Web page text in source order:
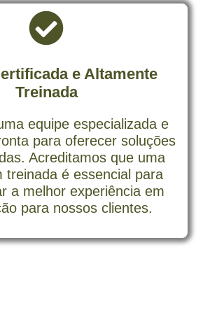
e Altamente
Treinada
equipe especializada e
para oferecer soluções
Acreditamos que uma
treinada é essencial para
a melhor experiência em
para nossos clientes.